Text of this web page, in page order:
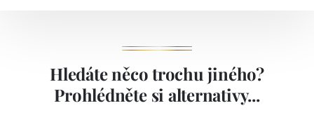
Hledáte něco trochu jiného?
Prohlédněte si alternativy...